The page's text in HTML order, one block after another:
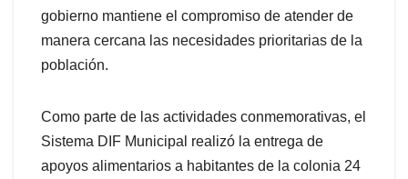
gobierno mantiene el compromiso de atender de
manera cercana las necesidades prioritarias de la
población.
Como parte de las actividades conmemorativas, el
Sistema DIF Municipal realizó la entrega de
apoyos alimentarios a habitantes de la colonia 24